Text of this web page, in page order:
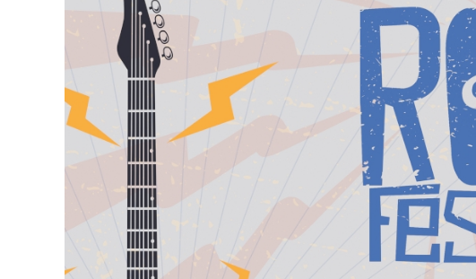
γραμματεία του Ιωάννη Μπρικόλα) και βρίσκονται
Συνεπώς πολλά από τα δέντρα έχουν ηλικία άνω των
κάποιο πρόβλημα στη στατικότητα των τειχών που
ριζικού συστήματος. Το Δασαρχείο Ναυπάκτου
έρευνά μας εντόπισε κάποια επιστημονική μελέτη
αποδεικνύει το αντίθετο. Επίσης εντός του κάστρου
πυροπροστασίας το οποίο μπορεί να το
Η πόλη της Ναυπάκτου έχει χαρακτηρισθεί
Ναυπάκτου είναι κηρυγμένο ως προέχον βυζαντινό